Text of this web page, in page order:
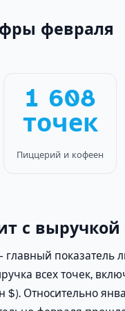
февраля
1 608
точек
Пиццерий и кофеен
с выручкой
всех точек,
$). Относительно